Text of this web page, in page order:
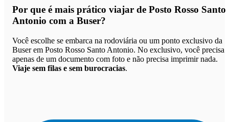
Por que é mais prático viajar de Posto Rosso Santo
Antonio com a Buser?
Você escolhe se embarca na rodoviária ou um ponto exclusivo da
Buser em Posto Rosso Santo Antonio. No exclusivo, você precisa
apenas de um documento com foto e não precisa imprimir nada.
Viaje sem filas e sem burocracias.